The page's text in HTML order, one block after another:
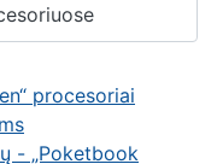
procesoriai
- „Poketbook